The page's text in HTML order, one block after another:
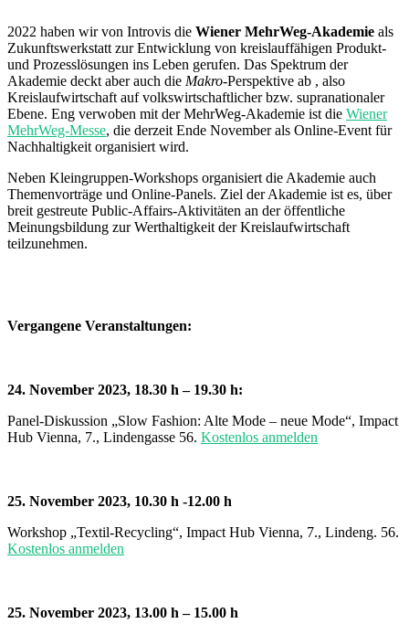
2022 haben wir von Introvis die Wiener MehrWeg-Akademie als
Zukunftswerkstatt zur Entwicklung von kreislauffähigen Produkt-
und Prozesslösungen ins Leben gerufen. Das Spektrum der
Akademie deckt aber auch die Makro-Perspektive ab , also
Kreislaufwirtschaft auf volkswirtschaftlicher bzw. supranationaler
Ebene. Eng verwoben mit der MehrWeg-Akademie ist die Wiener
MehrWeg-Messe, die derzeit Ende November als Online-Event für
Nachhaltigkeit organisiert wird.
Neben Kleingruppen-Workshops organisiert die Akademie auch
Themenvorträge und Online-Panels. Ziel der Akademie ist es, über
breit gestreute Public-Affairs-Aktivitäten an der öffentliche
Meinungsbildung zur Werthaltigkeit der Kreislaufwirtschaft
teilzunehmen.
Vergangene Veranstaltungen:
24. November 2023, 18.30 h – 19.30 h:
Panel-Diskussion „Slow Fashion: Alte Mode – neue Mode“, Impact
Hub Vienna, 7., Lindengasse 56. Kostenlos anmelden
25. November 2023, 10.30 h -12.00 h
Workshop „Textil-Recycling“, Impact Hub Vienna, 7., Lindeng. 56.
Kostenlos anmelden
25. November 2023, 13.00 h – 15.00 h